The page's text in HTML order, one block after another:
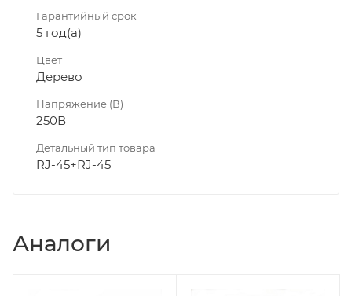
Гарантийный срок
5 год(а)
Цвет
Дерево
Напряжение (В)
250В
Детальный тип товара
RJ-45+RJ-45
Аналоги